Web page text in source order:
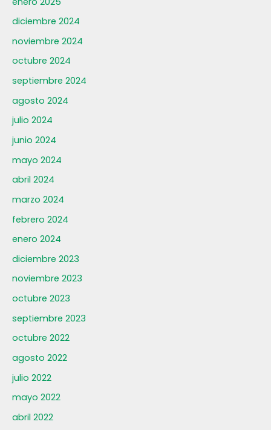
diciembre 2024
noviembre 2024
octubre 2024
septiembre 2024
agosto 2024
julio 2024
junio 2024
mayo 2024
abril 2024
marzo 2024
febrero 2024
enero 2024
diciembre 2023
noviembre 2023
octubre 2023
septiembre 2023
octubre 2022
agosto 2022
julio 2022
mayo 2022
abril 2022